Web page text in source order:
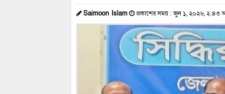
Saimoon Islam প্রকাশের সময় : জুন ১, ২০২৬, ২:৪৩